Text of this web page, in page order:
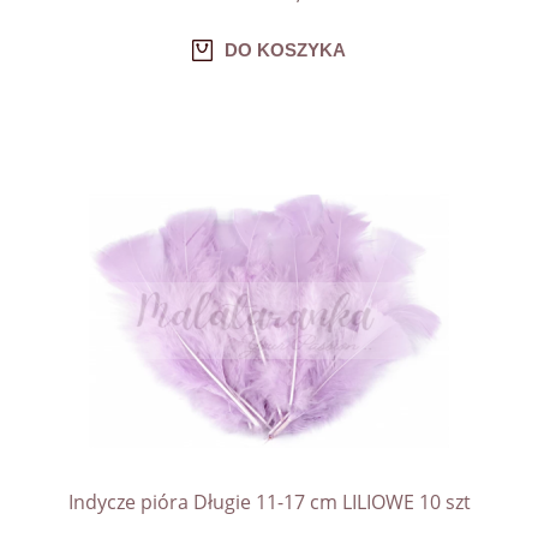
DO KOSZYKA
Indycze pióra Długie 11-17 cm LILIOWE 10 szt